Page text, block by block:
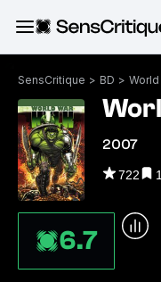
SensCritique > BD > World
2007
722
6.7